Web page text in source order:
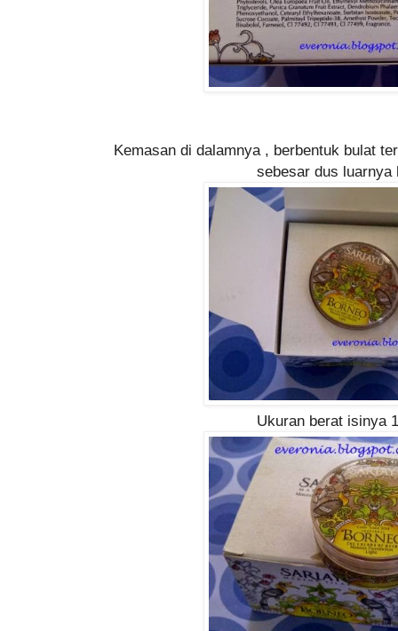
Kemasan di dalamnya , berbentuk bulat
sebesar dus luarnya
Ukuran berat isinya